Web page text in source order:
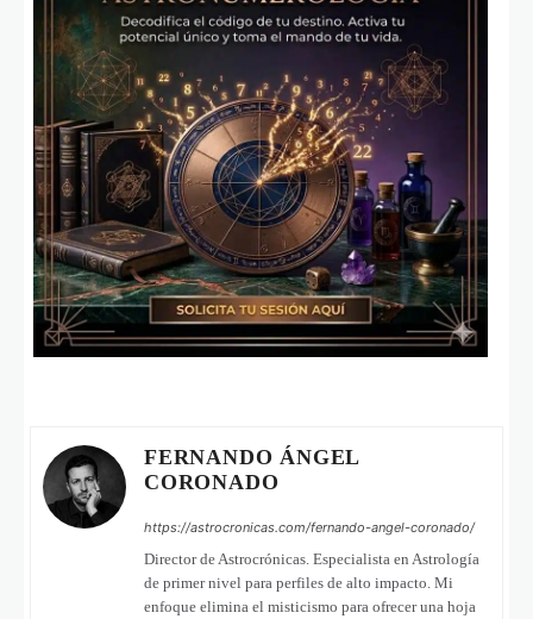
FERNANDO ÁNGEL
CORONADO
https://astrocronicas.com/fernando-angel-coronado/
Director de Astrocrónicas. Especialista en Astrología
de primer nivel para perfiles de alto impacto. Mi
enfoque elimina el misticismo para ofrecer una hoja